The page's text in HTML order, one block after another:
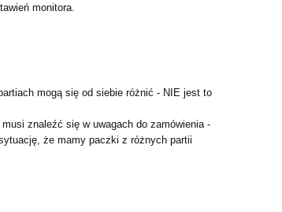
monitora.
mogą się od siebie różnić - NIE jest to
znaleźć się w uwagach do zamówienia -
że mamy paczki z różnych partii